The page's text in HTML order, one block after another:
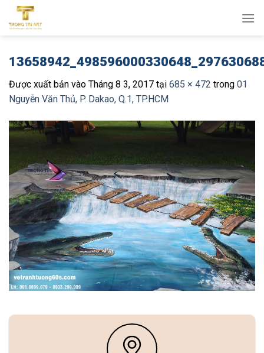
qua
Được xuất bản vào Tháng 8 3, 2017 tại 685 × 472 trong 01
Nguyễn Văn Thủ, P. Dakao, Q.1, TP.HCM